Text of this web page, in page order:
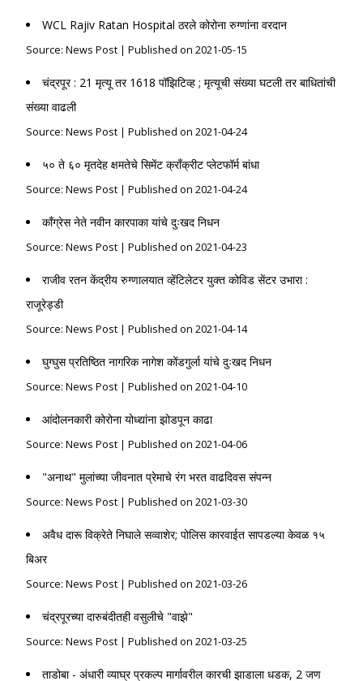
WCL Rajiv Ratan Hospital ठरले कोरोना रुग्णांना वरदान
Source: News Post Published on 2021-05-15
चंद्रपूर : 21 मृत्यू तर 1618 पॉझिटिव्ह ; मृत्यूची संख्या घटली तर बाधितांची
संख्या वाढली
Source: News Post Published on 2021-04-24
५० ते ६० मृतदेह क्षमतेचे सिमेंट क्राँक्रीट प्लेटफॉर्म बांधा
Source: News Post Published on 2021-04-24
काँग्रेस नेते नवीन कारपाका यांचे दुःखद निधन
Source: News Post Published on 2021-04-23
राजीव रतन केंद्रीय रुग्णालयात व्हेंटिलेटर युक्त कोविड सेंटर उभारा :
राजूरेड्डी
Source: News Post Published on 2021-04-14
घुग्घुस प्रतिष्ठित नागरिक नागेश कोंडगुर्ला यांचे दुःखद निधन
Source: News Post Published on 2021-04-10
आंदोलनकारी कोरोना योध्द्यांना झोडपून काढा
Source: News Post Published on 2021-04-06
"अनाथ" मुलांच्या जीवनात प्रेमाचे रंग भरत वाढदिवस संपन्न
Source: News Post Published on 2021-03-30
अवैध दारू विक्रेते निघाले सव्वाशेर; पोलिस कारवाईत सापडल्या केवळ १५
बिअर
Source: News Post Published on 2021-03-26
चंद्रपूरच्या दारुबंदीतही वसुलीचे "वाझे"
Source: News Post Published on 2021-03-25
ताडोबा - अंधारी व्याघ्र प्रकल्प मार्गावरील कारची झाडाला धडक, 2 जण